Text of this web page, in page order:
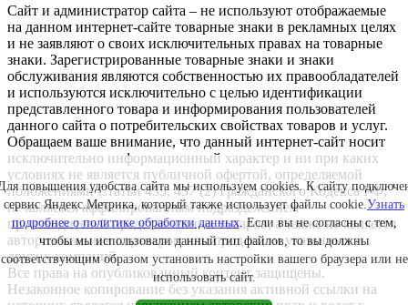
Сайт и администратор сайта – не используют отображаемые
на данном интернет-сайте товарные знаки в рекламных целях
и не заявляют о своих исключительных правах на товарные
знаки. Зарегистрированные товарные знаки и знаки
обслуживания являются собственностью их правообладателей
и используются исключительно с целью идентификации
представленного товара и информирования пользователей
данного сайта о потребительских свойствах товаров и услуг.
Обращаем ваше внимание, что данный интернет-сайт носит
исключительно информационный характер и ни при каких
условиях не является публичной офертой, определяемой
положениями Статьи 435, 437 (2) Гражданского Кодекса РФ;
не является аффилированным подразделением
производителей представленных товаров, а также не является
авторизованным партнером или продавцом указанных и
других компаний.
Все права на опубликованный контент защищены.
Незаконное копирование без указания активной ссылки на
повышения удобства сайта мы используем cookies. К сайту
сервис Яндекс.Метрика, который также использует файлы cookie.Узнать
подробнее о политике обработки данных. Если вы не согласны с тем,
чтобы мы использовали данный тип файлов, то вы должны
соответствующим образом установить настройки вашего браузера или не
использовать сайт.